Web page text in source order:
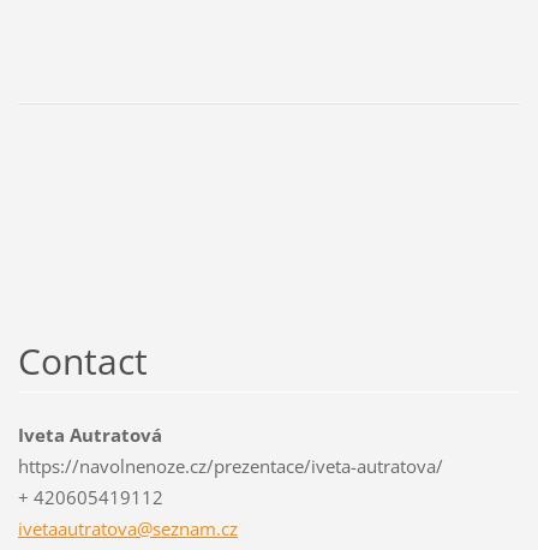
Contact
Iveta Autratová
https://navolnenoze.cz/prezentace/iveta-autratova/
+ 420605419112
ivetaautratova@seznam.cz